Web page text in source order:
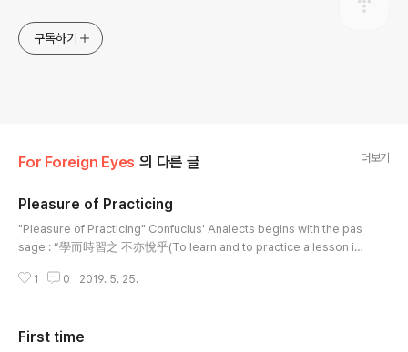
구독하기
For Foreign Eyes 의 다른 글 더보기
Pleasure of Practicing
"Pleasure of Practicing" Confucius' Analects begins with the pas
sage : “學而時習之 不亦悅乎(To learn and to practice a lesson in t
m to mean 'repeated drilling', as the word usually does. The char
ht w..
1 0 2019. 5. 25.
First time